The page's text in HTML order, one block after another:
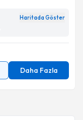
Haritada Göster
Daha Fazla